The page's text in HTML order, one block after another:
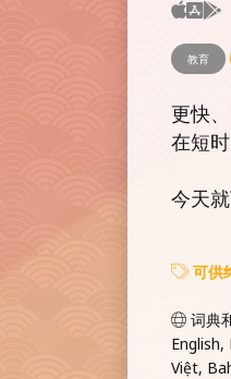
教育
更快
在短
今天
可供
词典
Việt,